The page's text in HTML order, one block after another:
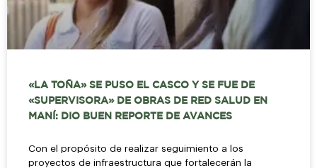
«LA TOÑA» SE PUSO EL CASCO Y SE FUE DE
«SUPERVISORA» DE OBRAS DE RED SALUD EN
MANÍ: DIO BUEN REPORTE DE AVANCES
Con el propósito de realizar seguimiento a los
proyectos de infraestructura que fortalecerán la